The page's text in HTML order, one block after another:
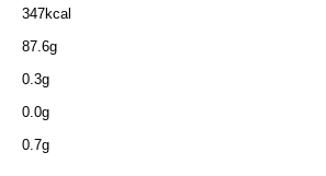
347kcal
87.6g
0.3g
0.0g
0.7g